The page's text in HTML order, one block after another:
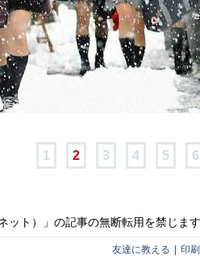
1 2 3 4 5 6
ット）」の記事の無断転用を禁じま
友達に教える 印刷